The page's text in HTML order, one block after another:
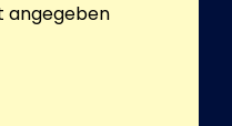
angegeben